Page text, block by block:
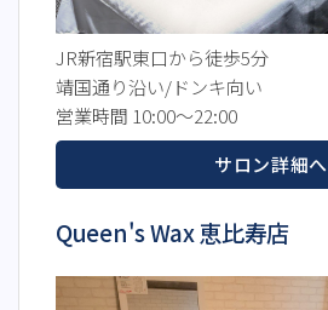
JR新宿駅東口から徒歩5分
靖国通り沿い/ドンキ向い
営業時間 10:00～22:00
サロン詳細へ
Queen's Wax 恵比寿店